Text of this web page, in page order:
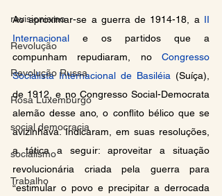
revisionismo
Revolução
Revolução Russa
Rosa Luxemburgo
social democracia
socialismo
Trabalho
Ao aproximar-se a guerra de 1914-18, a II
Internacional e os partidos que a
compunham repudiaram, no Congresso
Socialista Internacional de Basiléia (Suíça),
de 1912, e no Congresso Social-Democrata
alemão desse ano, o conflito bélico que se
avizinhava. Indicaram, em suas resoluções,
a tática a seguir: aproveitar a situação
revolucionária criada pela guerra para
“estimular o povo e precipitar a derrocada